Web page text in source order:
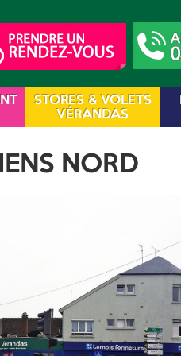
STORES & VOLETS
VÉRANDAS
NORD